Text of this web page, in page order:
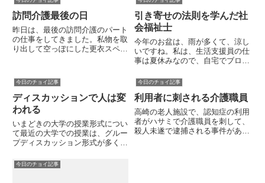
イフという会社が行っていた詐欺
行為が問題になっています。多く
の人はそんな話はあり得ないこ
と...
指す外国人を対象として用意され
た準備課程です。修了すれば正規
の学生として入学できる制度とな
っ...
訪問介護最後の日
昨日は、最後の訪問介護のパート
の仕事をしてきました。私物を取
り出して空っぽにした更衣スペー
な」という実感がこみあげてきま
した。思えば、私が訪問介護事業
所のパートの仕事を始めたのは、
２...
引き寄せの法則を学んだ社
会福祉士
今年のお盆は、雨が多くて、涼し
いですね。私は、生活支援員の仕
事は夏休みなので、自宅でブログ
います。さて、今日はどんな本を
読んでいるかというと、『ザ・シ
ークレット』です。ご存じの方も
多いと思いますが、「引き寄せ
の...
今日のチョイ記事
ディスカッションで人は変
われる
いまどきの大学の授業形式につい
て最近の大学での授業は、グルー
プディスカッション形式が多く採
福祉系大学では、その傾向が強い
です。それもそのはずです。 社
今日のチョイ記事
利用者に刺される介護職員
高崎の老人施設で、認知症の利用
者がハサミで介護職員を刺して、
殺人未遂で逮捕される事件があり
今日のチョイ記事